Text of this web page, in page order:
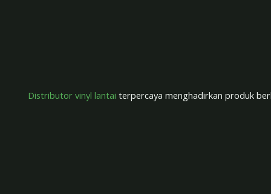
Distributor vinyl lantai terpercaya menghadirkan produk